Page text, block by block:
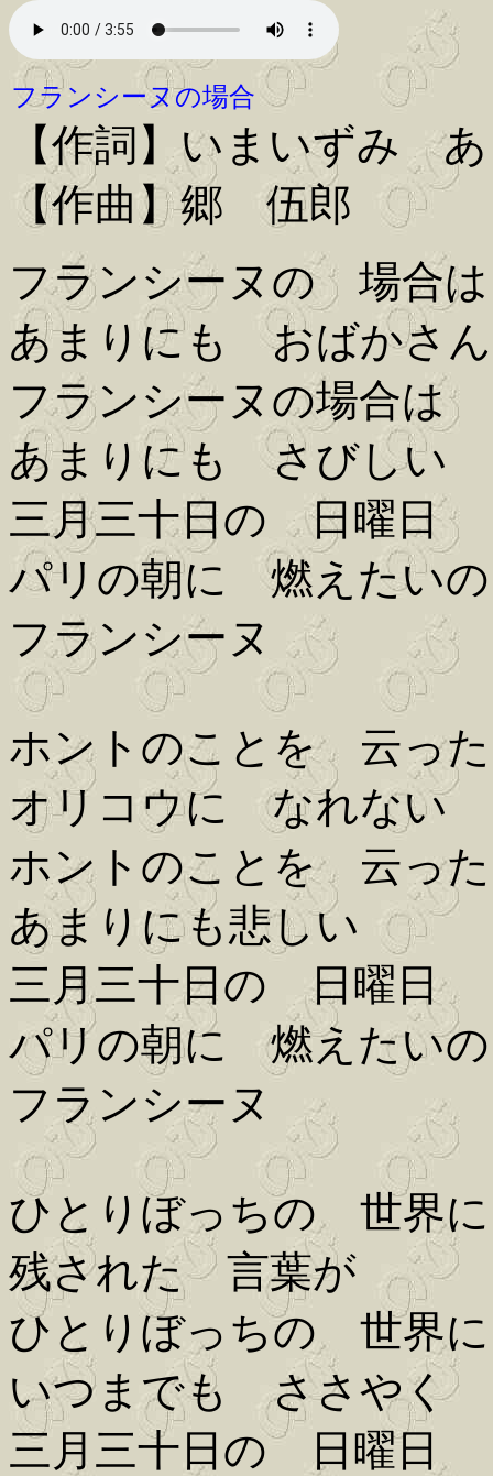
フランシーヌの場合
【作詞】いまいずみ
【作曲】郷 伍郎
フランシーヌの 場合は
あまりにも おばかさん
フランシーヌの場合は
あまりにも さびしい
三月三十日の 日曜日
パリの朝に 燃えたい
フランシーヌ
ホントのことを 云っ
オリコウに なれない
ホントのことを 云っ
あまりにも悲しい
三月三十日の 日曜日
パリの朝に 燃えたい
フランシーヌ
ひとりぼっちの 世界に
残された 言葉が
ひとりぼっちの 世界に
いつまでも ささやく
三月三十日の 日曜日